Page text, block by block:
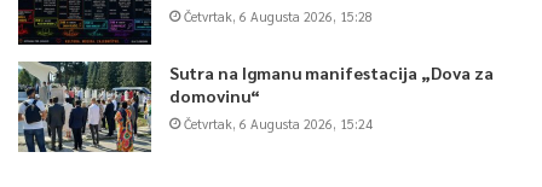
Četvrtak, 6 Augusta 2026, 15:28
Sutra na Igmanu manifestacija „Dova za
domovinu“
Četvrtak, 6 Augusta 2026, 15:24